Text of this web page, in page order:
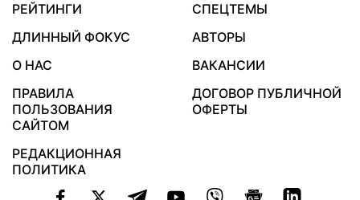
РЕЙТИНГИ
СПЕЦТЕМЫ
ДЛИННЫЙ ФОКУС
АВТОРЫ
О НАС
ВАКАНСИИ
ПРАВИЛА
ПОЛЬЗОВАНИЯ
САЙТОМ
ДОГОВОР ПУБЛИЧНОЙ
ОФЕРТЫ
РЕДАКЦИОННАЯ
ПОЛИТИКА